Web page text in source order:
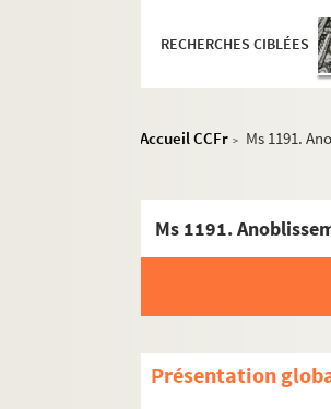
RECHERCHES CIBLÉES
Accueil CCFr > Ms 1191.
Ms 1191.
Présentation